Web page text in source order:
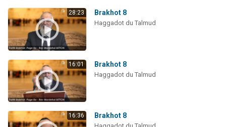
28:23 Brakhot 8
Haggadot du Talmud
16:01 Brakhot 8
Haggadot du Talmud
16:36 Brakhot 8